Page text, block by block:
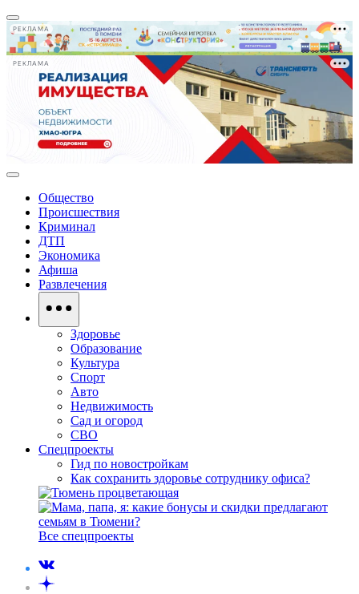
РЕКЛАМА
РЕКЛАМА
Общество
Происшествия
Криминал
ДТП
Экономика
Афиша
Развлечения
Здоровье
Образование
Культура
Спорт
Авто
Недвижимость
Сад и огород
СВО
Спецпроекты
Гид по новостройкам
Как сохранить здоровье сотруднику офиса?
Все спецпроекты